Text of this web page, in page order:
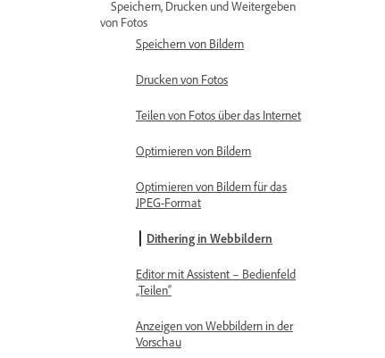
Speichern, Drucken und Weitergeben
von Fotos
Speichern von Bildern
Drucken von Fotos
Teilen von Fotos über das Internet
Optimieren von Bildern
Optimieren von Bildern für das
JPEG-Format
Dithering in Webbildern
Editor mit Assistent – Bedienfeld
„Teilen“
Anzeigen von Webbildern in der
Vorschau